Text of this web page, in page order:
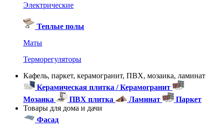
Электрические
Теплые полы
Маты
Терморегуляторы
Кафель, паркет, керамогранит, ПВХ, мозаика, ламинат
Керамическая плитка / Керамогранит
Мозаика
ПВХ плитка Ламинат
Паркет
Товары для дома и дачи
Фасад